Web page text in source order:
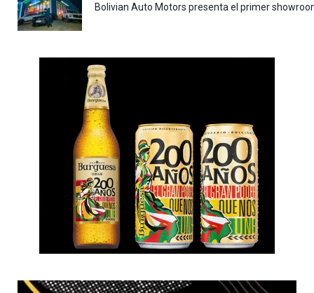
Bolivian Auto Motors presenta el primer